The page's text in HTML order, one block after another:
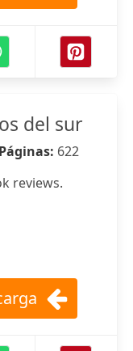
del sur
622
reviews.